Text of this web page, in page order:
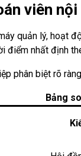
viên
quản lý, hoạt
điểm nhất định
phân biệt rõ
Bảng